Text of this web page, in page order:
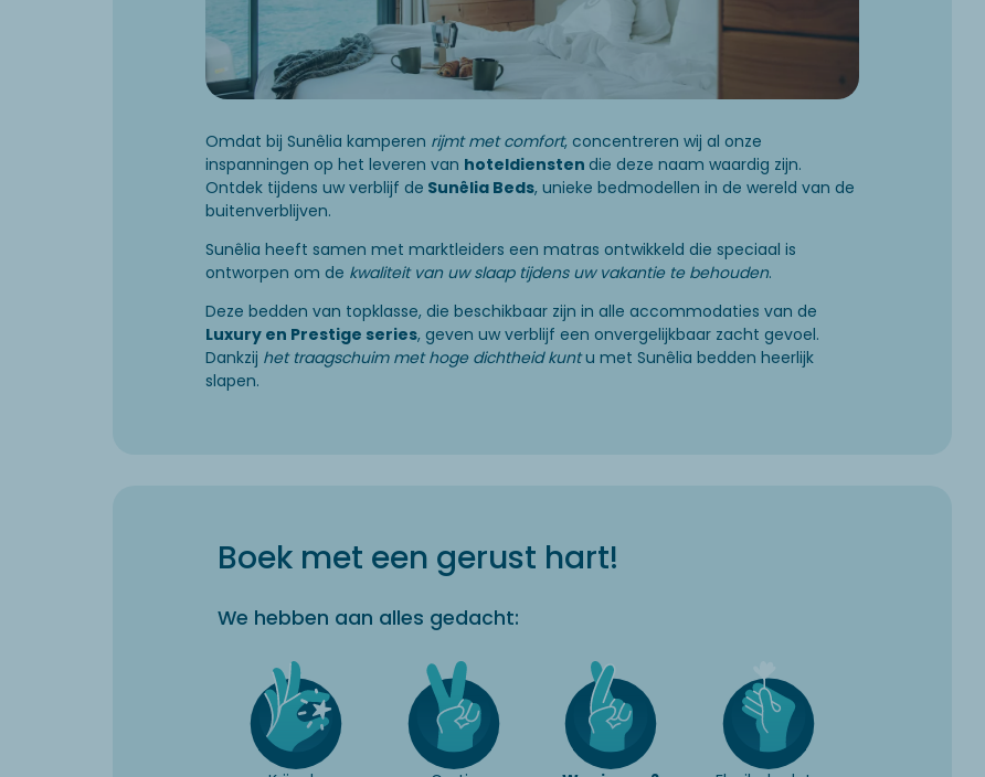
Omdat bij Sunêlia kamperen rijmt met comfort, concentreren wij al onze
inspanningen op het leveren van hoteldiensten die deze naam waardig zijn.
Ontdek tijdens uw verblijf de Sunêlia Beds, unieke bedmodellen in de wereld van de
buitenverblijven.
Sunêlia heeft samen met marktleiders een matras ontwikkeld die speciaal is
ontworpen om de kwaliteit van uw slaap tijdens uw vakantie te behouden.
Deze bedden van topklasse, die beschikbaar zijn in alle accommodaties van de
Luxury en Prestige series, geven uw verblijf een onvergelijkbaar zacht gevoel.
Dankzij het traagschuim met hoge dichtheid kuntu met Sunêlia bedden heerlijk
slapen.
Boek met een gerust hart!
We hebben aan alles gedacht: